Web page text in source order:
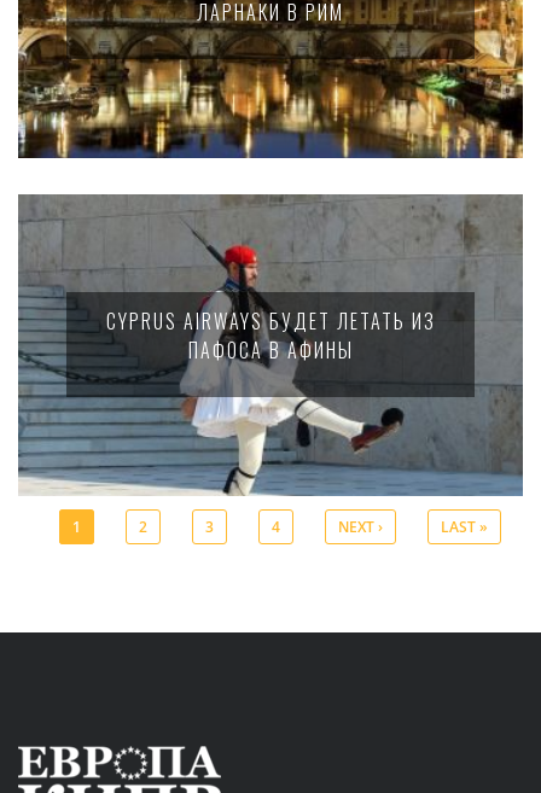
ЛАРНАКИ В РИМ
CYPRUS AIRWAYS БУДЕТ ЛЕТАТЬ ИЗ
ПАФОСА В АФИНЫ
1 2 3 4 NEXT › LAST »